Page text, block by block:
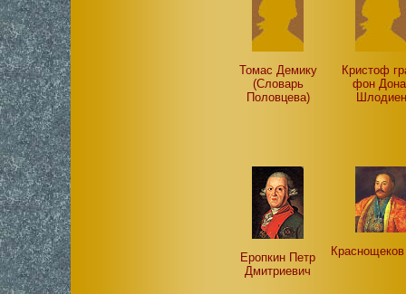
Томас Демику
(Словарь
Половцева)
Кристоф
фон
Шлодиен
Еропкин Петр
Дмитриевич